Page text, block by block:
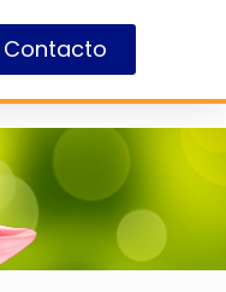
Contacto